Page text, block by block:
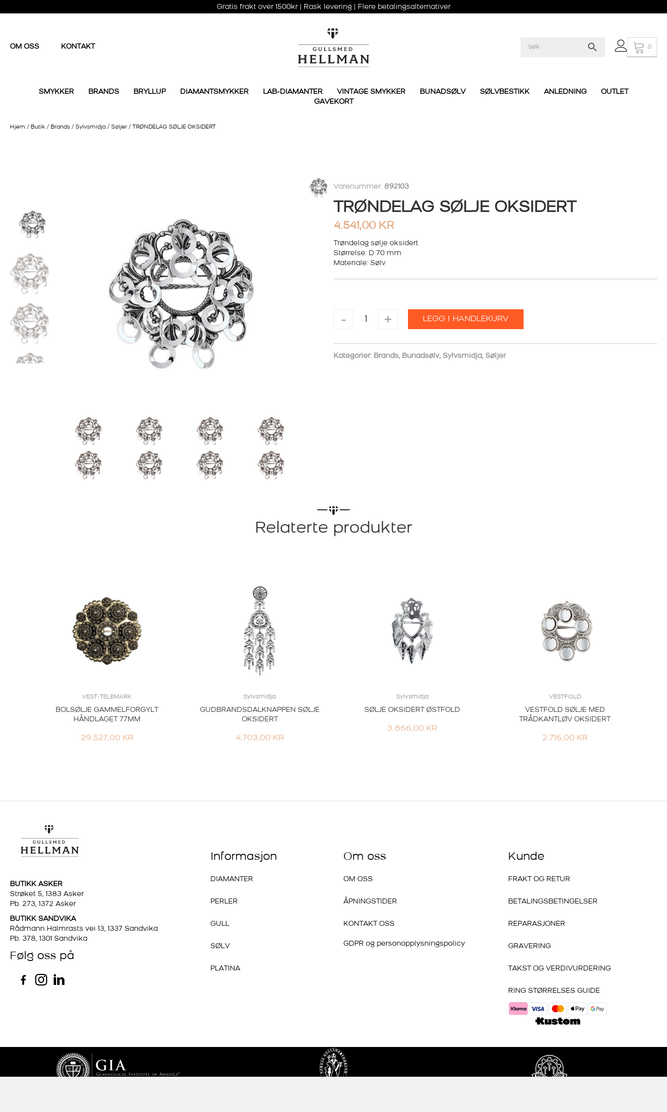
Gratis frakt over 1500kr | Rask levering | Flere betalingsalternativer
OM OSS KONTAKT 0
SMYKKER BRANDS BRYLLUP DIAMANTSMYKKER LAB-DIAMANTER VINTAGE SMYKKER BUNADSØLV SØLVBESTIKK ANLEDNING
OUTLET
GAVEKORT
Hjem / Butik / Brands / Sylvsmidja / Søljer / TRØNDELAG SØLJE OKSIDERT
Varenummer: 892103
TRØNDELAG SØLJE OKSIDERT
4.541,00 KR
Trøndelag sølje oksidert
Størrelse: D 70 mm
Materiale: Sølv
-
TRØNDELAG
SØLJE
antall
+ LEGG I HANDLEKURV
Kategorier: Brands, Bunadsølv, Sylvsmidja, Søljer
Relaterte produkter
VEST-TELEMARK
BOLSØLJE GAMMELFORGYLT
HÅNDLAGET 77MM
29.527,00 KR
Sylvsmidja
GUDBRANDSDALKNAPPEN SØLJE
OKSIDERT
4.703,00 KR
Sylvsmidja
SØLJE OKSIDERT ØSTFOLD
3.866,00 KR
VESTFOLD
VESTFOLD SØLJE MED
TRÅDKANTLØV OKSIDERT
2.716,00 KR
BUTIKK ASKER
Strøket 5, 1383 Asker
Pb. 273, 1372 Asker
BUTIKK SANDVIKA
Rådmann Halmrasts vei 13, 1337 Sandvika
Pb. 378, 1301 Sandvika
Følg oss på
Informasjon
DIAMANTER
PERLER
GULL
SØLV
PLATINA
Om oss
OM OSS
ÅPNINGSTIDER
KONTAKT OSS
GDPR og personopplysningspolicy
Kunde
FRAKT OG RETUR
BETALINGSBETINGELSER
REPARASJONER
GRAVERING
TAKST OG VERDIVURDERING
RING STØRRELSES GUIDE